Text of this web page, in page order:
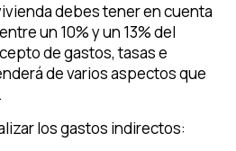
debes tener en cuenta
un 10% y un 13% del
de gastos, tasas e
de varios aspectos que
los gastos indirectos: